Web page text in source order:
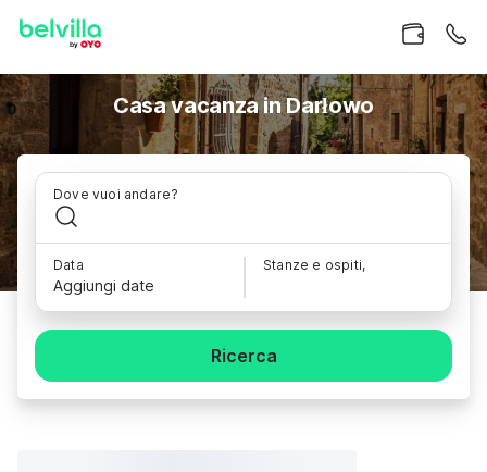
Casa vacanza in Darłowo
Dove vuoi andare?
Data
Aggiungi date
Stanze e ospiti,
Ricerca